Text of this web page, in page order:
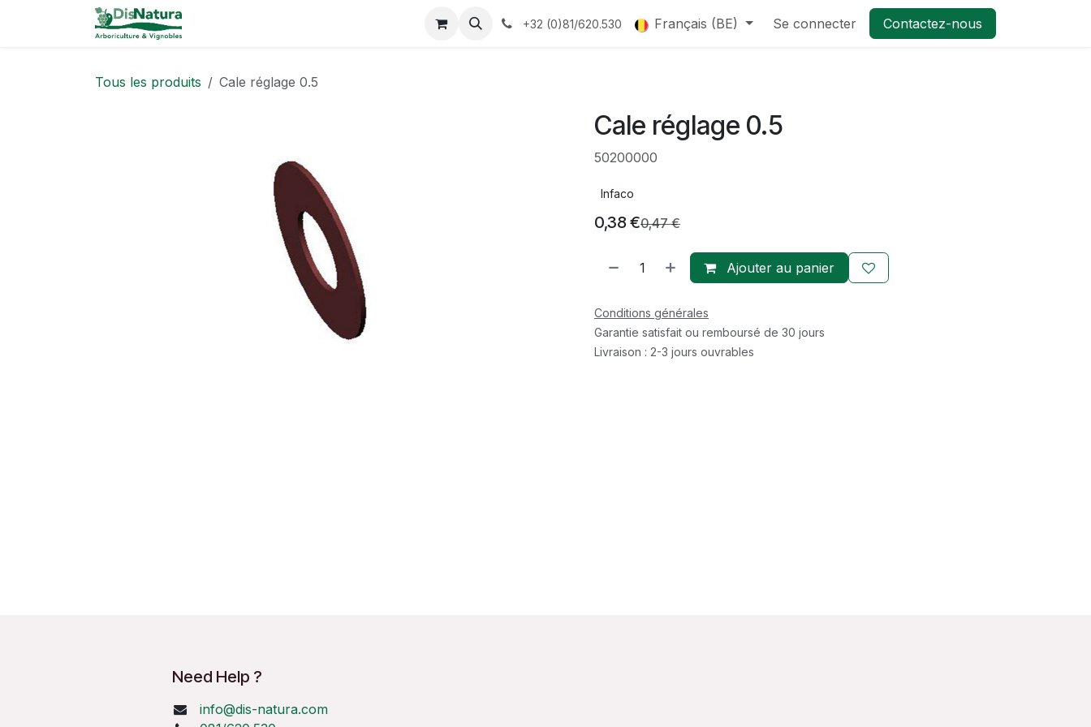
Se rendre au contenu
+32 (0)81/620.530 Français (BE) Se connecter Contactez-nous
Tous les produits Cale réglage 0.5
Cale réglage 0.5
50200000
Infaco
0,38€0,47€
Ajouter au panier
Conditions générales
Garantie satisfait ou remboursé de 30 jours
Livraison : 2-3 jours ouvrables
Need Help ?
info@dis-natura.com